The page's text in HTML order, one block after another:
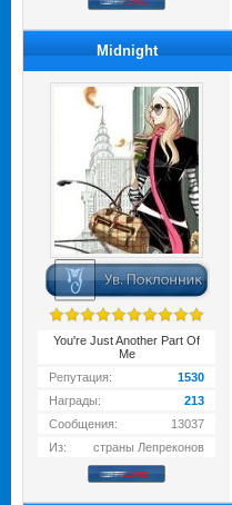
Midnight
You're Just Another Part Of
Me
Репутация:
1530
Награды:
213
Сообщения:
13037
Из:
страны Лепреконов